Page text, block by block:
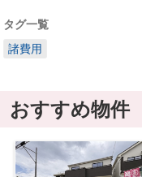
タグ一覧
諸費用
おすすめ物件